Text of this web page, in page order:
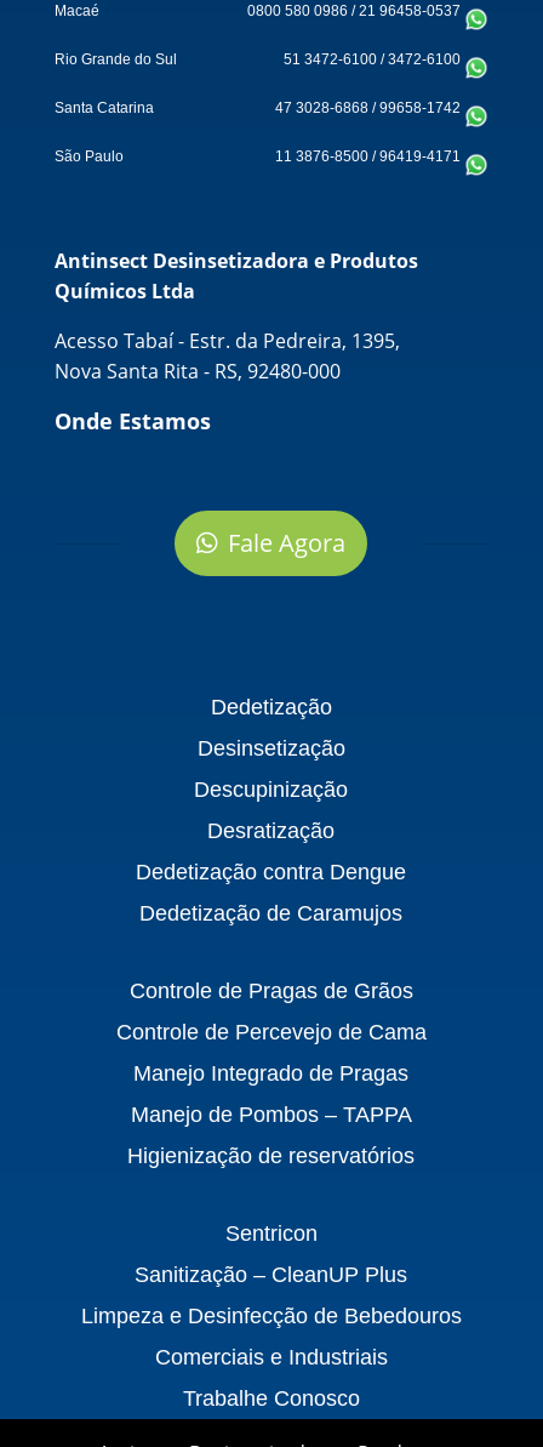
Macaé 0800 580 0986 /21 96458-0537
Rio Grande do Sul 51 3472-6100 /3472-6100
Santa Catarina 47 3028-6868 /99658-1742
São Paulo 11 3876-8500 /96419-4171
Antinsect Desinsetizadora e Produtos
Químicos Ltda
Acesso Tabaí - Estr. da Pedreira, 1395,
Nova Santa Rita - RS, 92480-000
Onde Estamos
Fale Agora
Dedetização
Desinsetização
Descupinização
Desratização
Dedetização contra Dengue
Dedetização de Caramujos
Controle de Pragas de Grãos
Controle de Percevejo de Cama
Manejo Integrado de Pragas
Manejo de Pombos – TAPPA
Higienização de reservatórios
Sentricon
Sanitização – CleanUP Plus
Limpeza e Desinfecção de Bebedouros
Comerciais e Industriais
Trabalhe Conosco